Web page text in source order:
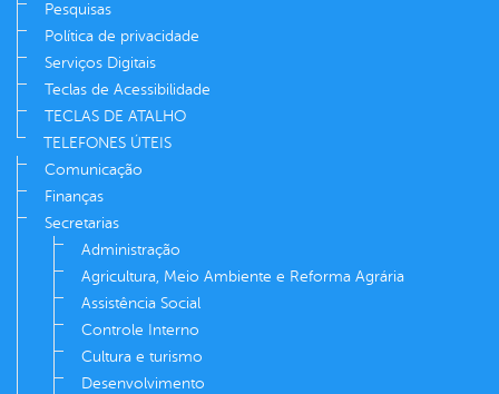
Pesquisas
Política de privacidade
Serviços Digitais
Teclas de Acessibilidade
TECLAS DE ATALHO
TELEFONES ÚTEIS
Comunicação
Finanças
Secretarias
Administração
Agricultura, Meio Ambiente e Reforma Agrária
Assistência Social
Controle Interno
Cultura e turismo
Desenvolvimento